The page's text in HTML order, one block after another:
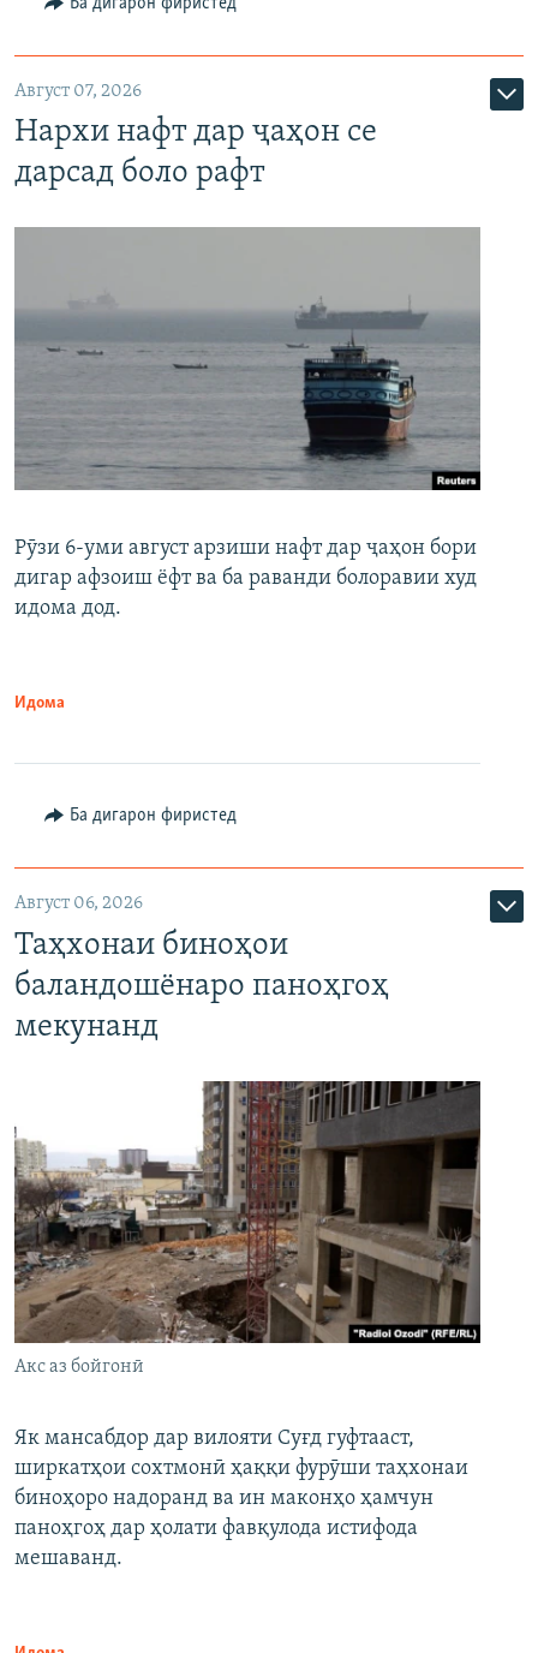
Август 07, 2026
Нархи нафт дар ҷаҳон се
дарсад боло рафт
Рӯзи 6-уми август арзиши нафт дар ҷаҳон бори
дигар афзоиш ёфт ва ба раванди болоравии худ
идома дод.
Идома
Ба дигарон фиристед
Август 06, 2026
Таҳхонаи биноҳои
баландошёнаро паноҳгоҳ
мекунанд
Акс аз бойгонӣ
Як мансабдор дар вилояти Суғд гуфтааст,
ширкатҳои сохтмонӣ ҳаққи фурӯши таҳхонаи
биноҳоро надоранд ва ин маконҳо ҳамчун
паноҳгоҳ дар ҳолати фавқулода истифода
мешаванд.